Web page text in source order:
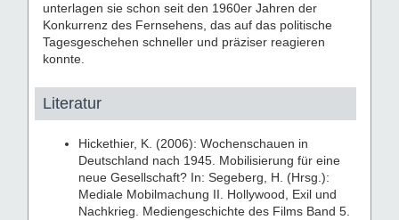
unterlagen sie schon seit den 1960er Jahren der
Konkurrenz des Fernsehens, das auf das politische
Tagesgeschehen schneller und präziser reagieren
konnte.
Literatur
Hickethier, K. (2006): Wochenschauen in
Deutschland nach 1945. Mobilisierung für eine
neue Gesellschaft? In: Segeberg, H. (Hrsg.):
Mediale Mobilmachung II. Hollywood, Exil und
Nachkrieg. Mediengeschichte des Films Band 5.